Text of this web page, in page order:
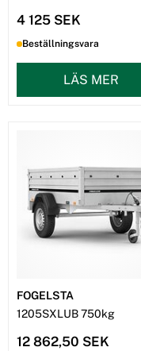
4 125 SEK
Beställningsvara
LÄS MER
FOGELSTA
1205SXLUB 750kg
12 862,50 SEK